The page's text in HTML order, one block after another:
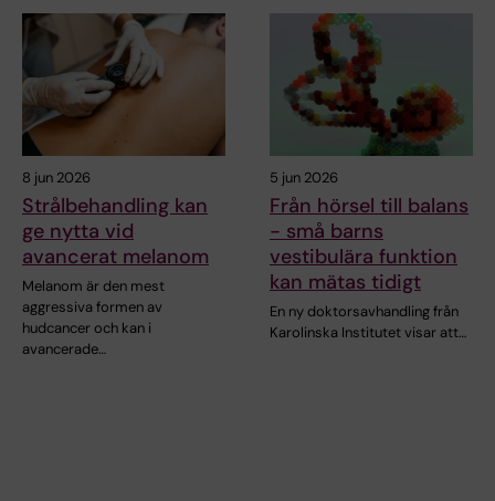
8 jun 2026
Strålbehandling kan
ge nytta vid
avancerat melanom
Melanom är den mest
aggressiva formen av
hudcancer och kan i
avancerade…
5 jun 2026
Från hörsel till balans
- små barns
vestibulära funktion
kan mätas tidigt
En ny doktorsavhandling från
Karolinska Institutet visar att…